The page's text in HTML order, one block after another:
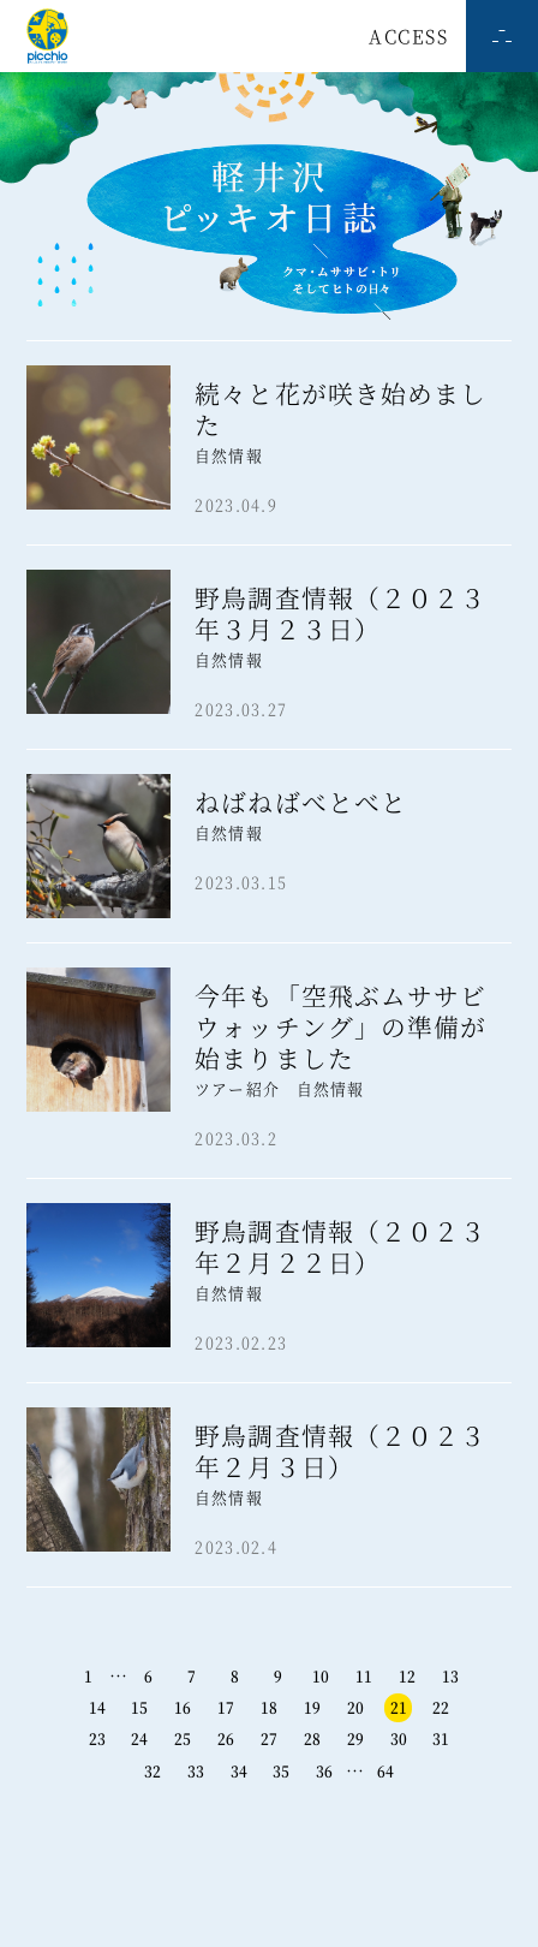
ACCESS
続々と花が咲き始めまし
た
自然情報
2023.04.9
野鳥調査情報（２０２３
年３月２３日）
自然情報
2023.03.27
ねばねばべとべと
自然情報
2023.03.15
今年も「空飛ぶムササビ
ウォッチング」の準備が
始まりました
ツアー紹介 自然情報
2023.03.2
野鳥調査情報（２０２３
年２月２２日）
自然情報
2023.02.23
野鳥調査情報（２０２３
年２月３日）
自然情報
2023.02.4
1 … 6 7 8 9 10 11 12
13
14
15 16 17 18 19 20 21
22
23
24 25 26 27 28 29 30
31
32
33 34 35 36 … 64